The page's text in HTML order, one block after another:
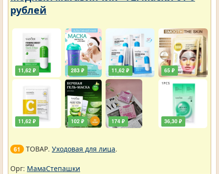
рублей
11,62 ₽
11,62 ₽
283 ₽
102 ₽
11,62 ₽
174 ₽
65 ₽
36,30 ₽
61 ТОВАР. Уходовая для лица.
Орг: МамаСтепашки